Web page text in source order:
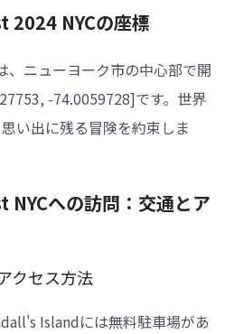
2024 NYCの座標
ニューヨーク市の中心部で開
-74.0059728]です。世界
い出に残る冒険を約束しま
への訪問：交通とア
クセス方法
Islandには無料駐車場があ